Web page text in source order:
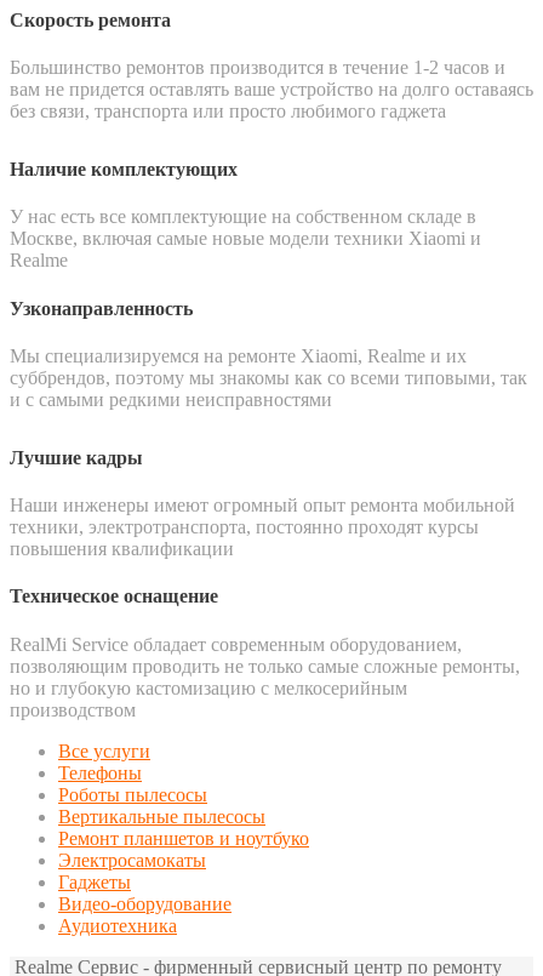
Скорость ремонта
Большинство ремонтов производится в течение 1-2 часов и
вам не придется оставлять ваше устройство на долго оставаясь
без связи, транспорта или просто любимого гаджета
Наличие комплектующих
У нас есть все комплектующие на собственном складе в
Москве, включая самые новые модели техники Xiaomi и
Realme
Узконаправленность
Мы специализируемся на ремонте Xiaomi, Realme и их
суббрендов, поэтому мы знакомы как со всеми типовыми, так
и с самыми редкими неисправностями
Лучшие кадры
Наши инженеры имеют огромный опыт ремонта мобильной
техники, электротранспорта, постоянно проходят курсы
повышения квалификации
Техническое оснащение
RealMi Service обладает современным оборудованием,
позволяющим проводить не только самые сложные ремонты,
но и глубокую кастомизацию с мелкосерийным
производством
Все услуги
Телефоны
Роботы пылесосы
Вертикальные пылесосы
Ремонт планшетов и ноутбуко
Электросамокаты
Гаджеты
Видео-оборудование
Аудиотехника
Realme Сервис - фирменный сервисный центр по ремонту